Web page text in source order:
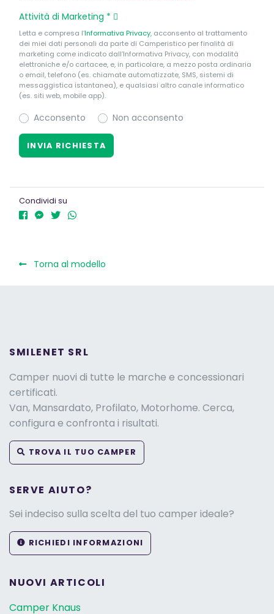
Attività di Marketing *
Letta e compresa l’Informativa Privacy, acconsento al trattamento
dei miei dati personali da parte di Camperistico per finalità di
marketing come indicato dall’Informativa Privacy, con modalità
elettroniche e/o cartacee, e, in particolare, a mezzo posta ordinaria
o email, telefono (es. chiamate automatizzate, SMS, sistemi di
messaggistica istantanea), e qualsiasi altro canale informatico
(es. siti web, mobile app).
Acconsento Non acconsento
Condividi su
Torna al modello
SMILENET SRL
Camper nuovi di tutte le marche e concessionari
certificati.
Van, Mansardato, Profilato, Motorhome. Cerca,
configura e confronta i risultati.
TROVA IL TUO CAMPER
SERVE AIUTO?
Sei indeciso sulla scelta del tuo camper ideale?
RICHIEDI INFORMAZIONI
NUOVI ARTICOLI
Camper Knaus